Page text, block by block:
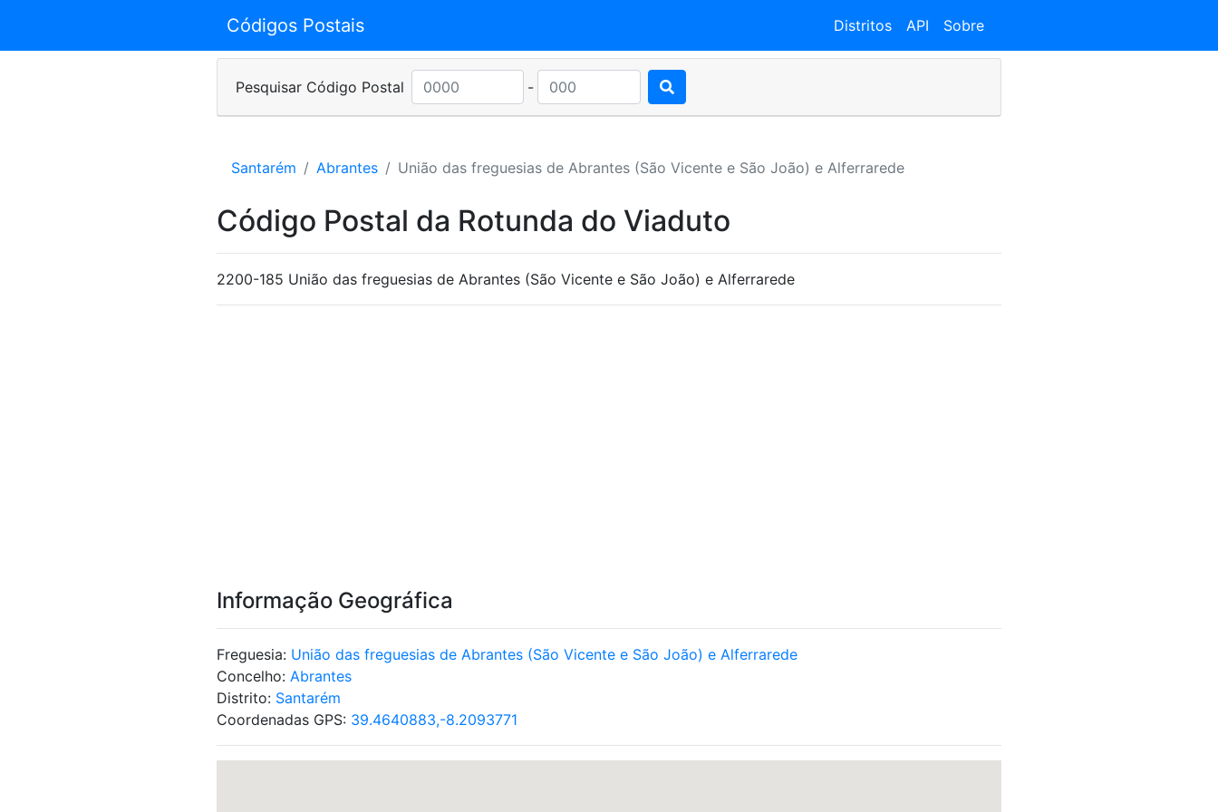
Códigos Postais Distritos API Sobre
Pesquisar Código Postal -
Santarém Abrantes União das freguesias de Abrantes (São Vicente e São João) e Alferrarede
Código Postal da Rotunda do Viaduto
2200-185 União das freguesias de Abrantes (São Vicente e São João) e Alferrarede
Informação Geográfica
Freguesia: União das freguesias de Abrantes (São Vicente e São João) e Alferrarede
Concelho: Abrantes
Distrito: Santarém
Coordenadas GPS: 39.4640883,-8.2093771